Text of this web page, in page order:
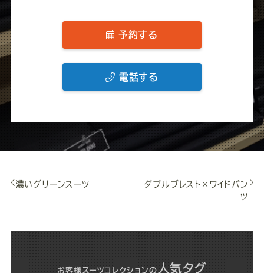
予約する
電話する
濃いグリーンスーツ
ダブルブレスト×ワイドパン
ツ
お客様スーツコレクションの 人気タグ